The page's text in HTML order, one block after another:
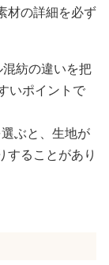
材の詳細を必ず
紡の違いを把
いポイントで
ぶと、生地が
することがあり